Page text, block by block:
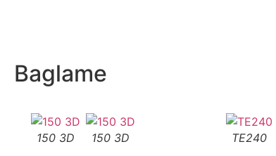
Baglame
150 3D 150 3D TE240